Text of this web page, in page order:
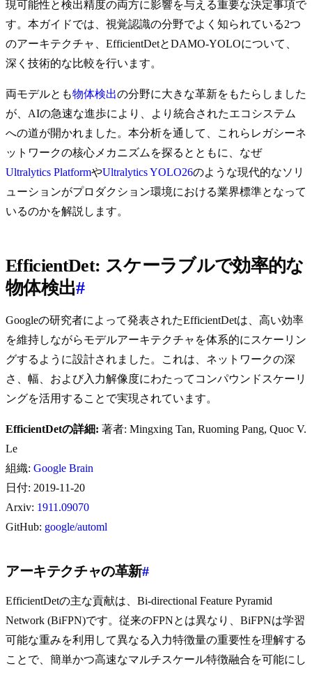
現可能性と検出精度の両方に影響を与える重要な決定事項で
す。本ガイドでは、視覚認識の分野でよく知られている2つ
のアーキテクチャ、EfficientDetとDAMO-YOLOについて、
深く技術的な比較を行います。
両モデルとも物体検出の分野に大きな革新をもたらしました
が、AIの急速な進歩により、より統合されたエコシステム
への道が開かれました。本分析を通して、これらレガシーネ
ットワークの核心メカニズムを探るとともに、なぜ
Ultralytics PlatformやUltralytics YOLO26のような現代的なソリ
ューションがプロダクション環境における業界標準となって
いるのかを解説します。
EfficientDet: スケーラブルで効率的な
物体検出#
Googleの研究者によって発表されたEfficientDetは、高い効率
を維持しながらモデルアーキテクチャを体系的にスケーリン
グするように設計されました。これは、ネットワークの深
さ、幅、および入力解像度にわたってコンパウンドスケーリ
ングを活用することで実現されています。
EfficientDetの詳細: 著者: Mingxing Tan, Ruoming Pang, Quoc V.
Le
組織: Google Brain
日付: 2019-11-20
Arxiv: 1911.09070
GitHub: google/automl
アーキテクチャの革新#
EfficientDetの主な貢献は、Bi-directional Feature Pyramid
Network (BiFPN)です。従来のFPNとは異なり、BiFPNは学習
可能な重みを利用して異なる入力特徴量の重要性を理解する
ことで、簡単かつ高速なマルチスケール特徴融合を可能にし